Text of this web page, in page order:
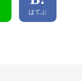
はてぶ